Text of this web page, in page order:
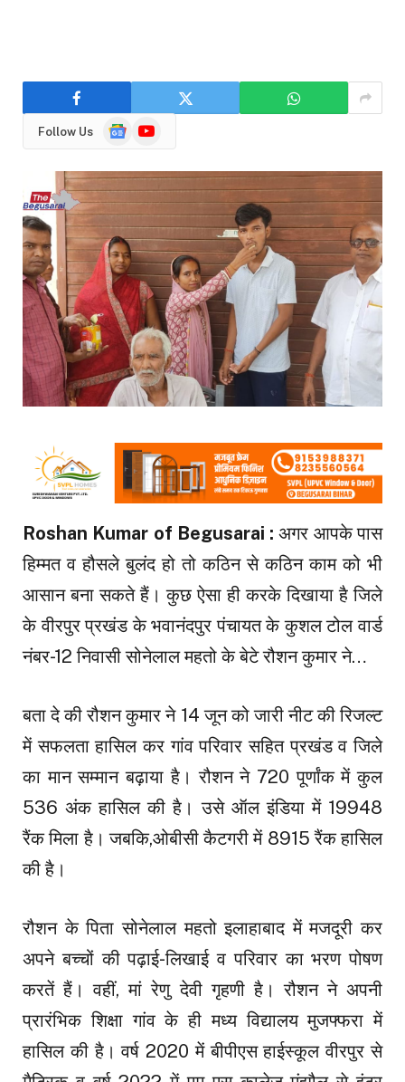
Follow Us
GoogleYouTube
Roshan Kumar of Begusarai :अगर आपके पास
हिम्मत व हौसले बुलंद हो तो कठिन से कठिन काम को भी
आसान बना सकते हैं। कुछ ऐसा ही करके दिखाया है जिले
के वीरपुर प्रखंड के भवानंदपुर पंचायत के कुशल टोल वार्ड
नंबर-12 निवासी सोनेलाल महतो के बेटे रौशन कुमार ने…
बता दे की रौशन कुमार ने 14 जून को जारी नीट की रिजल्ट
में सफलता हासिल कर गांव परिवार सहित प्रखंड व जिले
का मान सम्मान बढ़ाया है। रौशन ने 720 पूर्णांक में कुल
536 अंक हासिल की है। उसे ऑल इंडिया में 19948
रैंक मिला है। जबकि,ओबीसी कैटगरी में 8915 रैंक हासिल
की है।
रौशन के पिता सोनेलाल महतो इलाहाबाद में मजदूरी कर
अपने बच्चों की पढ़ाई-लिखाई व परिवार का भरण पोषण
करतें हैं। वहीं, मां रेणु देवी गृहणी है। रौशन ने अपनी
प्रारंभिक शिक्षा गांव के ही मध्य विद्यालय मुजफ्फरा में
हासिल की है। वर्ष 2020 में बीपीएस हाईस्कूल वीरपुर से